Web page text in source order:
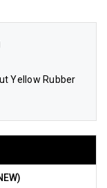
Yellow Rubber